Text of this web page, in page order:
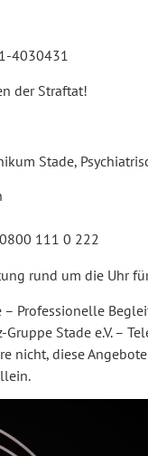
4030431
der Straftat!
Stade,
111 0 222
rund um die Uhr
Professionelle
Stade e.V. –
nicht, diese Angebote